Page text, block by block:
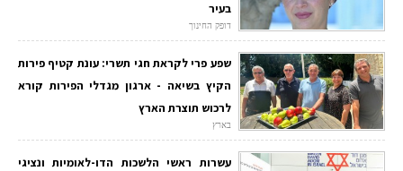
בעיר
דופק החינוך
שפע פרי לקראת חגי תשרי: עונת קטיף פירות
הקיץ בשיאה - ארגון מגדלי הפירות קורא
לרכוש תוצרת הארץ
בארץ
עשרות ראשי הלשכות הדו-לאומיות ונציגי